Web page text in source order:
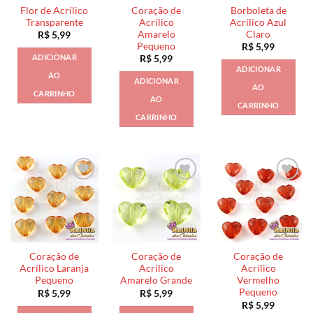
Flor de Acrílico
Transparente
R$5,99
ADICIONAR
AO
CARRINHO
Coração de
Acrílico
Amarelo
Pequeno
R$5,99
ADICIONAR
AO
CARRINHO
Borboleta de
Acrílico Azul
Claro
R$5,99
ADICIONAR
AO
CARRINHO
Coração de
Acrílico Laranja
Pequeno
R$5,99
Coração de
Acrílico
Amarelo Grande
R$5,99
Coração de
Acrílico
Vermelho
Pequeno
R$5,99